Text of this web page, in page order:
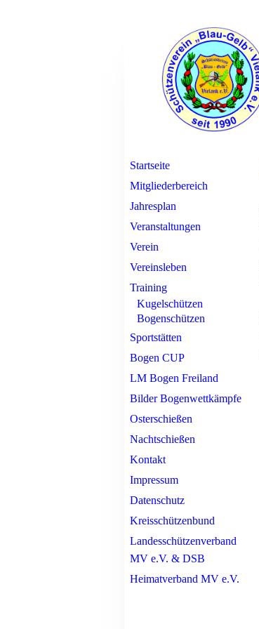
Startseite
Mitgliederbereich
Jahresplan
Veranstaltungen
Verein
Vereinsleben
Training
Kugelschützen
Bogenschützen
Sportstätten
Bogen CUP
LM Bogen Freiland
Bilder Bogenwettkämpfe
Osterschießen
Nachtschießen
Kontakt
Impressum
Datenschutz
Kreisschützenbund
Landesschützenverband
MV e.V. & DSB
Heimatverband MV e.V.